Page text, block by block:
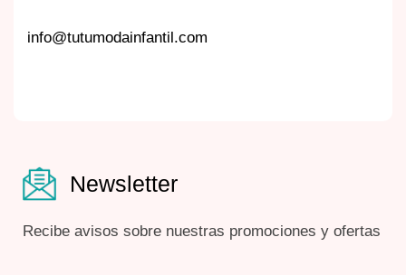
info@tutumodainfantil.com
Newsletter
Recibe avisos sobre nuestras promociones y ofertas